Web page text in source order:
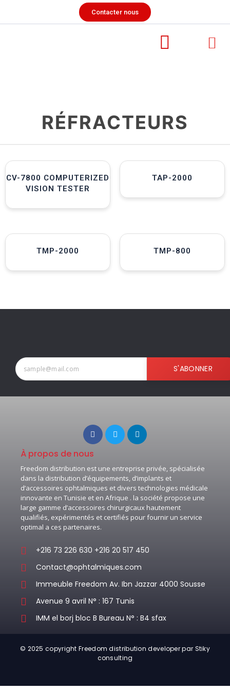
Contacter nous
RÉFRACTEURS
CV-7800 COMPUTERIZED
VISION TESTER
TAP-2000
TMP-2000 TMP-800
S'ABONNER
À propos de nous
Freedom distribution est une entreprise privée, spécialisée
dans la distribution d’équipements, d’implants et
d’accessoires ophtalmiques et divers technologies médicale
innovante en Tunisie et en Afrique . la société propose une
large gamme d’accessoires chirurgicaux hautement
qualifiés, expérimentés et certifiés pour fournir un service
optimal a ces partenaires.
+216 73 226 630 +216 20 517 450
Contact@ophtalmiques.com
Immeuble Freedom Av. Ibn Jazzar 4000 Sousse
Avenue 9 avril N° : 167 Tunis
IMM el borj bloc B Bureau N° : B4 sfax
© 2025 copyright Freedom distribution developer par Stiky
consulting